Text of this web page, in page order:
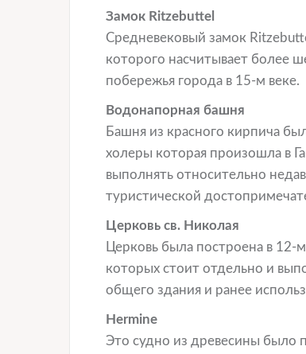
Замок Ritzebuttel
Средневековый замок
которого насчитывает более
побережья города в 15-м веке.
Водонапорная башня
Башня из красного кирпича
холеры которая произошла в
выполнять относительно
туристической
Церковь св. Николая
Церковь была построена в 12-
которых стоит отдельно и
общего здания и ранее
Hermine
Это судно из древесины было